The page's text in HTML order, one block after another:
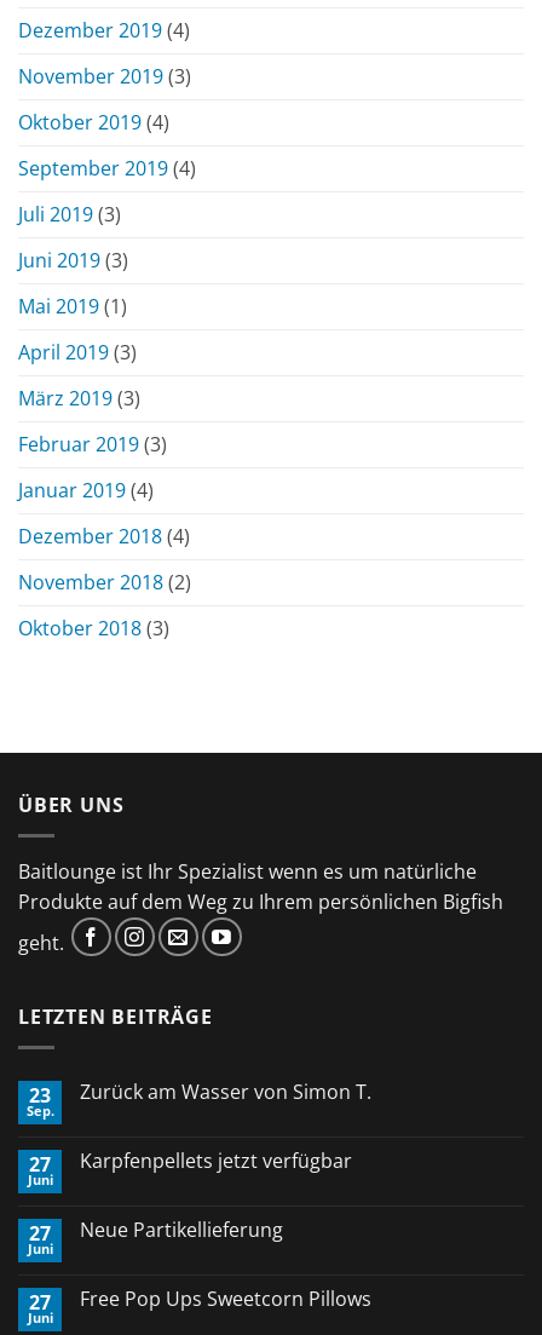
Dezember 2019(4)
November 2019(3)
Oktober 2019(4)
September 2019(4)
Juli 2019(3)
Juni 2019(3)
Mai 2019(1)
April 2019(3)
März 2019(3)
Februar 2019(3)
Januar 2019(4)
Dezember 2018(4)
November 2018(2)
Oktober 2018(3)
ÜBER UNS
Baitlounge ist Ihr Spezialist wenn es um natürliche
Produkte auf dem Weg zu Ihrem persönlichen Bigfish
geht.
LETZTEN BEITRÄGE
23
Sep.
Zurück am Wasser von Simon T.
Zurück
Simon
T.
27
Juni
Karpfenpellets jetzt verfügbar
Karpfenpellets
27
Juni
Neue Partikellieferung
Neue
Partikellieferung
27
Juni
Free Pop Ups Sweetcorn Pillows